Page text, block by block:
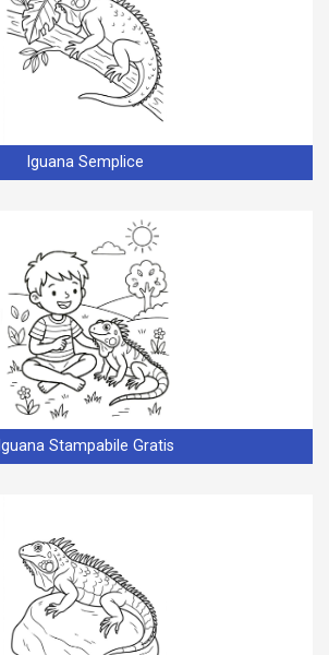
Iguana Semplice
Iguana Stampabile Gratis